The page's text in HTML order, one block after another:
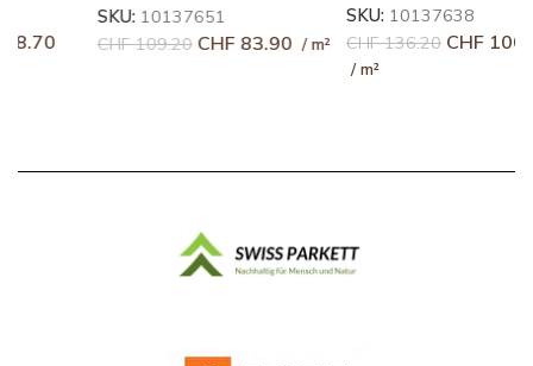
10137651
CHF
109.20 CHF83.90
10137638
CHF136.20 CHF100.70